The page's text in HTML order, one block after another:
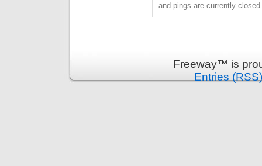
and pings are currently closed.
Freeway™ is
Entries (RSS)